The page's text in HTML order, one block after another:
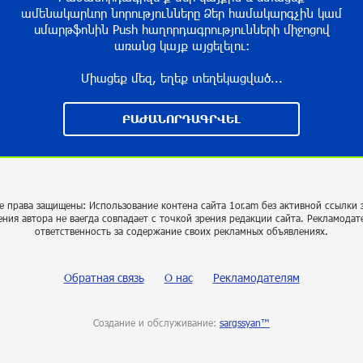
ամենակարևոր նորությունները Ձեր համակարգչին կամ
սմարթֆոնին Push հաղորդագրությունների միջոցով
առանց կայք այցելելու։
Միացեք մեզ, եղեք տեղեկացված...
ԲԱԺԱՆՈՐԴԱԳՐՎԵԼ
защищены: Использование контена сайта 1or.am без активной ссылки
автора не ваегда совпадает с точкой зрения редакции сайта.
ответственность за содержание своих рекламных объявлениях.
Обратная связь О нас Рекламодателям
Создание и обслуживание: sargssyan™